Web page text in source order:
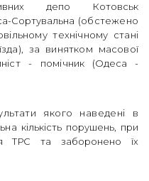
депо Котовськ
Сортувальна (обстежено
технічному стані
за винятком масової
- помічник (Одеса -
якого наведені в
кількість порушень, при
ТРС та заборонено їх